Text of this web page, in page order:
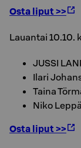
Osta liput >>
Lauantai 10.10.
JUSSI
Ilari
Taina
Niko
Osta liput >>